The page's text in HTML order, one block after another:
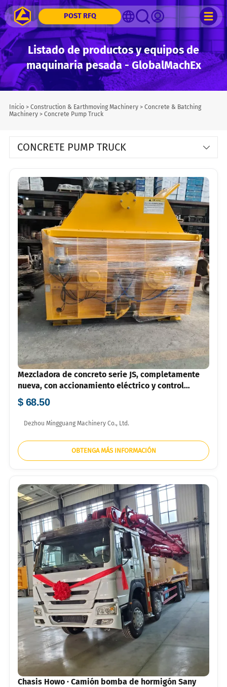
POST RFQ
Listado de productos y equipos de
maquinaria pesada - GlobalMachEx
Inicio> Construction & Earthmoving Machinery> Concrete & Batching
Machinery> Concrete Pump Truck
CONCRETE PUMP TRUCK
Mezcladora de concreto serie JS, completamente
nueva, con accionamiento eléctrico y control
totalmente automático para la construcción en
África y Oriente Medio.
$ 68.50
Dezhou Mingguang Machinery Co., Ltd.
OBTENGA MÁS INFORMACIÓN
Chasis Howo · Camión bomba de hormigón Sany